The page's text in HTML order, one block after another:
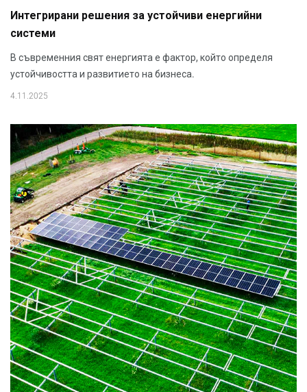
Интегрирани решения за устойчиви енергийни
системи
В съвременния свят енергията е фактор, който определя
устойчивостта и развитието на бизнеса.
4.11.2025